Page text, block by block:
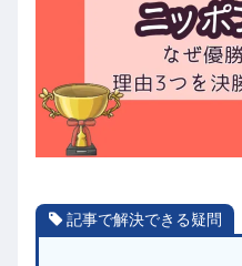
記事で解決できる疑問